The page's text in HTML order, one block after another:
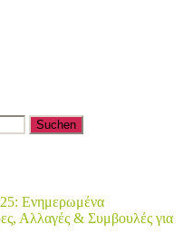
Ενημερωμένα
Αλλαγές & Συμβουλές για